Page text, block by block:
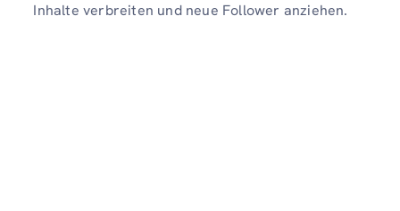
Inhalte verbreiten und neue Follower anziehen.